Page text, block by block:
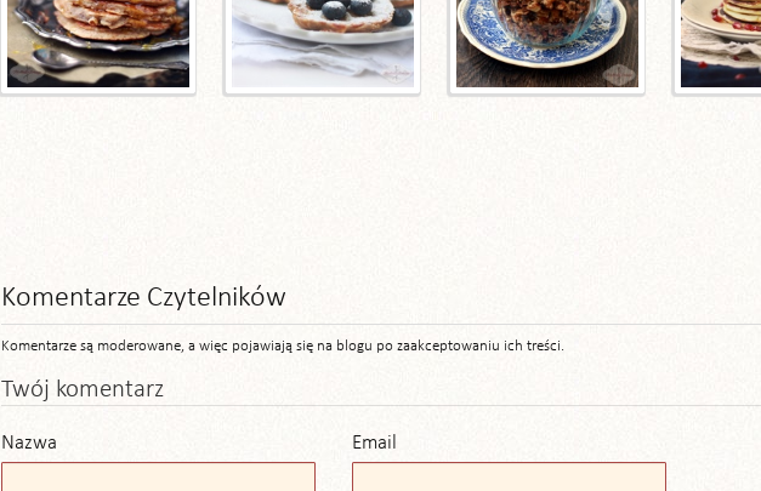
Komentarze Czytelników
Komentarze są moderowane, a więc pojawiają się na blogu po zaakceptowaniu ich treści.
Twój komentarz
Nazwa Email